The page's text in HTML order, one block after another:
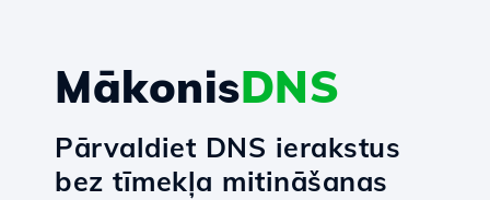
MākonisDNS
Pārvaldiet DNS ierakstus
bez tīmekļa mitināšanas